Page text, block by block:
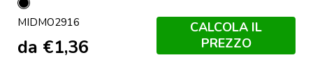
Nero
MIDMO2916
da €1,36
CALCOLA IL
PREZZO